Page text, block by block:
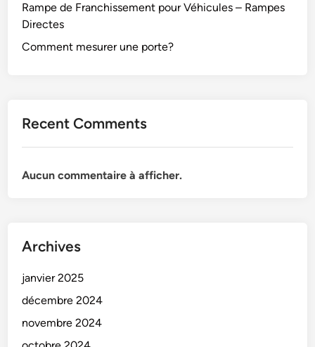
Rampe de Franchissement pour Véhicules – Rampes
Directes
Comment mesurer une porte?
Recent Comments
Aucun commentaire à afficher.
Archives
janvier 2025
décembre 2024
novembre 2024